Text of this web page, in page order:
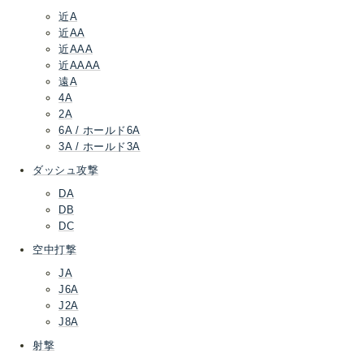
近A
近AA
近AAA
近AAAA
遠A
4A
2A
6A / ホールド6A
3A / ホールド3A
ダッシュ攻撃
DA
DB
DC
空中打撃
JA
J6A
J2A
J8A
射撃